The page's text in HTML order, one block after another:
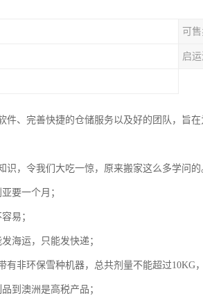
可
启
件、完善快捷的仓储服务以及好的团队，旨
识，令我们大吃一惊，原来搬家这么多学问的
要一个月；
易；
海运，只能发快递；
有非环保雪种机器，总共剂量不能超过10KG
到澳洲是高税产品；